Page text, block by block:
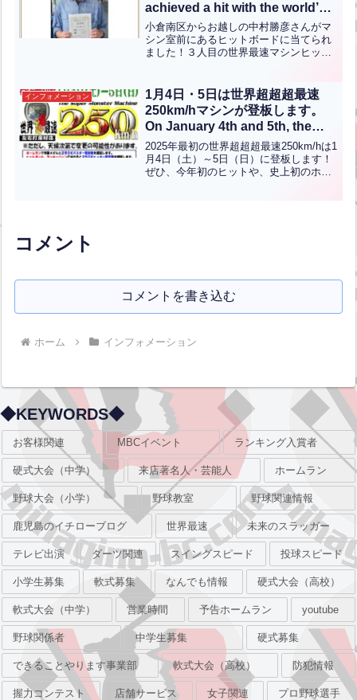
achieved a hit with the world’s
ultra-ultra-ultra-fast machine!!
小倉南区からお越しの中村勝彦さんがマ
シン室前にあるヒットボードに当てられ
ました！３人目の世界最速マシンヒッタ
Nakamura from Kokur...全文はクリック
インフォメーション
1月4日・5日は世界超超超最速
250km/hマシンが登板します。
On January 4th and 5th, the
world’s super ultra high-speed
250 km/h machine will take the
stage.【ENG CHT KOR JPN】
2025年最初の世界超超超最速250km/hは1
月4日（土）～5日（日）に登板します！
ぜひ、今年初のヒットや、史上初のホー
コメント
コメントを書き込む
ホーム インフォメーション
◆KEYWORDS◆
お客様関連 MBCイベント ランキング入賞者
硬式大会（中学） 来店著名人・芸能人 ホームラン
野球大会（小学） 野球教室 野球関連情報
鹿児島のイチローブログ 世界最速 未来のスラッガー
テレビ出演 ダーツ関連 スイングスピード 投球スピード
小学生募集 軟式募集 なんでも情報 硬式大会（高校）
軟式大会（中学） 営業時間 予告ホームラン youtube
野球関係者 中学生募集 硬式募集
できることやります事業部 軟式大会（高校） 防犯情報
握力コンテスト 店舗サービス 女子関連 プロ野球選手